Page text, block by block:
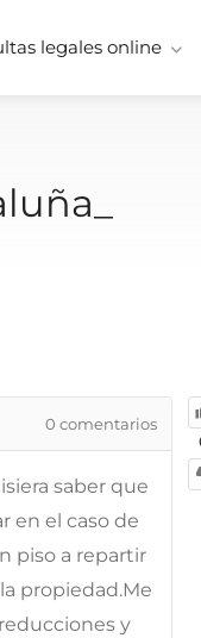
legales online
0 comentarios
saber que
en el caso de
piso a repartir
propiedad.Me
y